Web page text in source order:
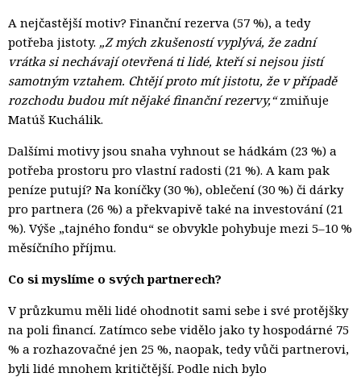
A nejčastější motiv? Finanční rezerva (57 %), a tedy
potřeba jistoty. „Z mých zkušeností vyplývá, že zadní
vrátka si nechávají otevřená ti lidé, kteří si nejsou jistí
samotným vztahem. Chtějí proto mít jistotu, že v případě
rozchodu budou mít nějaké finanční rezervy,“zmiňuje
Matúš Kuchálik.
Dalšími motivy jsou snaha vyhnout se hádkám (23 %) a
potřeba prostoru pro vlastní radosti (21 %). A kam pak
peníze putují? Na koníčky (30 %), oblečení (30 %) či dárky
pro partnera (26 %) a překvapivě také na investování (21
%). Výše „tajného fondu“ se obvykle pohybuje mezi 5–10 %
měsíčního příjmu.
Co si myslíme o svých partnerech?
V průzkumu měli lidé ohodnotit sami sebe i své protějšky
na poli financí. Zatímco sebe vidělo jako ty hospodárné 75
% a rozhazovačné jen 25 %, naopak, tedy vůči partnerovi,
byli lidé mnohem kritičtější. Podle nich bylo